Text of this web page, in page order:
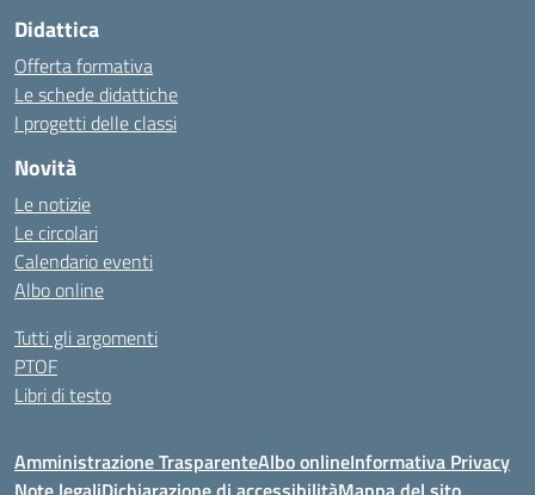
Didattica
Offerta formativa
Le schede didattiche
I progetti delle classi
Novità
Le notizie
Le circolari
Calendario eventi
Albo online
Tutti gli argomenti
PTOF
Libri di testo
Amministrazione TrasparenteAlbo onlineInformativa Privacy